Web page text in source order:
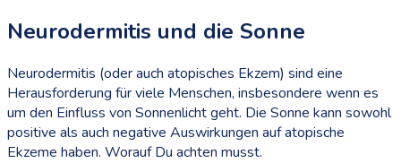
Neurodermitis und die Sonne
Neurodermitis (oder auch atopisches Ekzem) sind eine
Herausforderung für viele Menschen, insbesondere wenn es
um den Einfluss von Sonnenlicht geht. Die Sonne kann sowohl
positive als auch negative Auswirkungen auf atopische
Ekzeme haben. Worauf Du achten musst.